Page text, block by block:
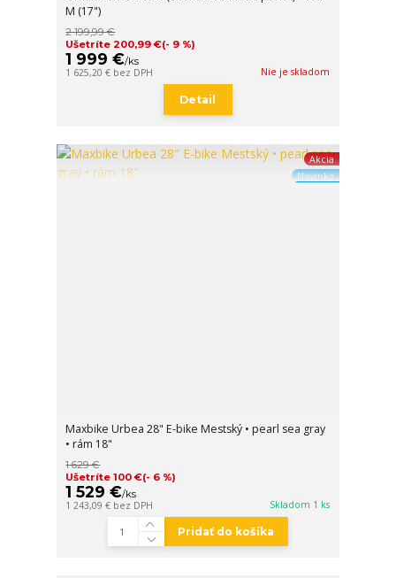
M (17")
2 199,99 €
Ušetríte 200,99 €(- 9 %)
1 999 €/ks
1 625,20 € bez DPH Nie je skladom
Detail
Akcia
Novinka
Maxbike Urbea 28" E-bike Mestský • pearl sea gray
• rám 18"
1 629 €
Ušetríte 100 €(- 6 %)
1 529 €/ks
1 243,09 € bez DPH Skladom 1 ks
Pridať do košíka